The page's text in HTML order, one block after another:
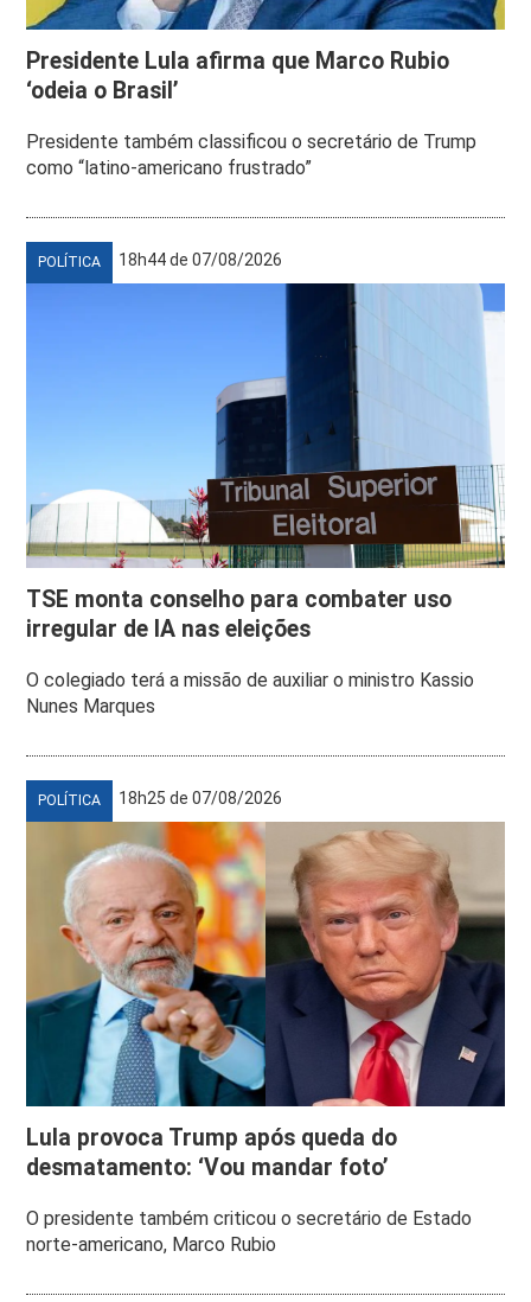
Presidente Lula afirma que Marco Rubio
‘odeia o Brasil’
Presidente também classificou o secretário de Trump
como “latino-americano frustrado”
POLÍTICA 18h44 de 07/08/2026
TSE monta conselho para combater uso
irregular de IA nas eleições
O colegiado terá a missão de auxiliar o ministro Kassio
Nunes Marques
POLÍTICA 18h25 de 07/08/2026
Lula provoca Trump após queda do
desmatamento: ‘Vou mandar foto’
O presidente também criticou o secretário de Estado
norte-americano, Marco Rubio